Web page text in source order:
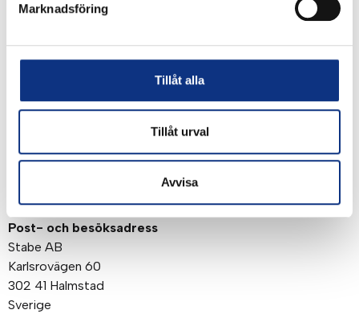
Marknadsföring
Tillåt alla
Tillåt urval
Avvisa
att du godkänner våraintegritetspolicy
Om företaget
Post- och besöksadress
Stabe AB
Karlsrovägen 60
302 41 Halmstad
Sverige